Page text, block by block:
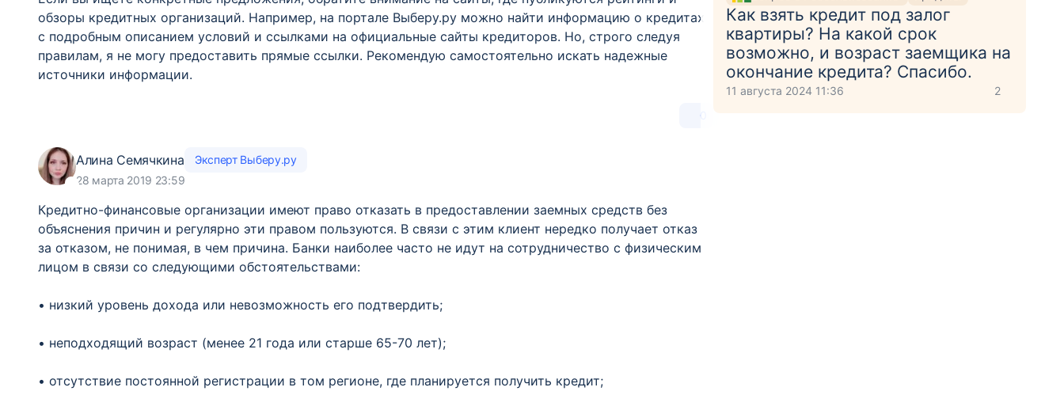
обзоры кредитных организаций. Например, на портале Выберу.ру можно найти информацию о кредитах
с подробным описанием условий и ссылками на официальные сайты кредиторов. Но, строго следуя
правилам, я не могу предоставить прямые ссылки. Рекомендую самостоятельно искать надежные
источники информации.
0
Алина Семячкина
Эксперт Выберу.ру
28 марта 2019 23:59
Кредитно-финансовые организации имеют право отказать в предоставлении заемных средств без
объяснения причин и регулярно эти правом пользуются. В связи с этим клиент нередко получает отказ
за отказом, не понимая, в чем причина. Банки наиболее часто не идут на сотрудничество с физическим
лицом в связи со следующими обстоятельствами:
• низкий уровень дохода или невозможность его подтвердить;
• неподходящий возраст (менее 21 года или старше 65-70 лет);
• отсутствие постоянной регистрации в том регионе, где планируется получить кредит;
Как взять кредит под залог
квартиры? На какой срок
возможно, и возраст заемщика на
окончание кредита? Спасибо.
11 августа 2024 11:36 2